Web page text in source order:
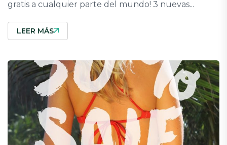
gratis a cualquier parte del mundo! 3 nuevas...
LEER MÁS